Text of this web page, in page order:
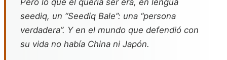
Pero lo que él quería ser era, en lengua
seediq, un “Seediq Bale”: una “persona
verdadera”. Y en el mundo que defendió con
su vida no había China ni Japón.